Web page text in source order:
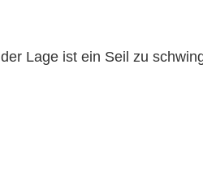
Lage ist ein Seil zu